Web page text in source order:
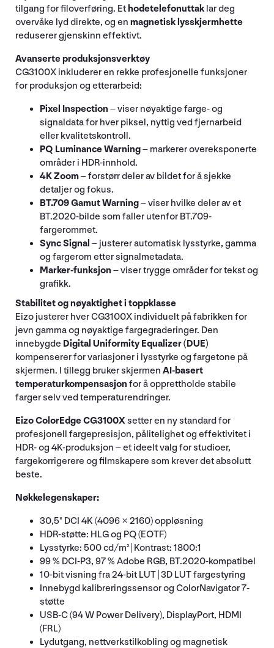
tilgang for filoverføring. Ethodetelefonuttak lar deg
overvåke lyd direkte, og en magnetisk lysskjermhette
reduserer gjenskinn effektivt.
Avanserte produksjonsverktøy
CG3100X inkluderer en rekke profesjonelle funksjoner
for produksjon og etterarbeid:
Pixel Inspection – viser nøyaktige farge- og
signaldata for hver piksel, nyttig ved fjernarbeid
eller kvalitetskontroll.
PQ Luminance Warning– markerer overeksponerte
områder i HDR-innhold.
4K Zoom– forstørr deler av bildet for å sjekke
detaljer og fokus.
BT.709 Gamut Warning– viser hvilke deler av et
BT.2020-bilde som faller utenfor BT.709-
fargerommet.
Sync Signal – justerer automatisk lysstyrke, gamma
og fargerom etter signalmetadata.
Marker-funksjon – viser trygge områder for tekst og
grafikk.
Stabilitet og nøyaktighet i toppklasse
Eizo justerer hver CG3100X individuelt på fabrikken for
jevn gamma og nøyaktige fargegraderinger. Den
innebygde Digital Uniformity Equalizer (DUE)
kompenserer for variasjoner i lysstyrke og fargetone på
skjermen. I tillegg bruker skjermen AI-basert
temperaturkompensasjon for å opprettholde stabile
farger selv ved temperaturendringer.
Eizo ColorEdge CG3100Xsetter en ny standard for
profesjonell fargepresisjon, pålitelighet og effektivitet i
HDR- og 4K-produksjon – et ideelt valg for studioer,
fargekorrigerere og filmskapere som krever det absolutt
beste.
Nøkkelegenskaper:
30,5" DCI 4K (4096 × 2160) oppløsning
HDR-støtte: HLG og PQ (EOTF)
Lysstyrke: 500 cd/m² | Kontrast: 1800:1
99 % DCI-P3, 97 % Adobe RGB, BT.2020-kompatibel
10-bit visning fra 24-bit LUT | 3D LUT fargestyring
Innebygd kalibreringssensor og ColorNavigator 7-
støtte
USB-C (94 W Power Delivery), DisplayPort, HDMI
(FRL)
Lydutgang, nettverkstilkobling og magnetisk